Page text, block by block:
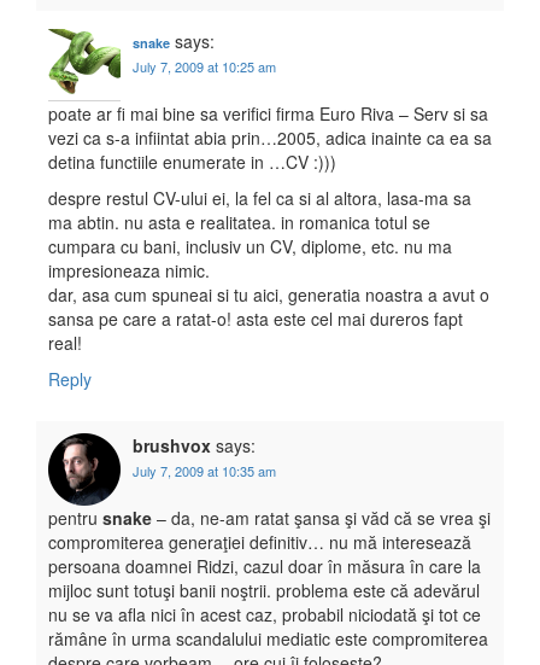
snake says:
July 7, 2009 at 10:25 am
poate ar fi mai bine sa verifici firma Euro Riva – Serv si sa
vezi ca s-a infiintat abia prin…2005, adica inainte ca ea sa
detina functiile enumerate in …CV :)))
despre restul CV-ului ei, la fel ca si al altora, lasa-ma sa
ma abtin. nu asta e realitatea. in romanica totul se
cumpara cu bani, inclusiv un CV, diplome, etc. nu ma
impresioneaza nimic.
dar, asa cum spuneai si tu aici, generatia noastra a avut o
sansa pe care a ratat-o! asta este cel mai dureros fapt
real!
Reply
brushvox says:
July 7, 2009 at 10:35 am
pentru snake – da, ne-am ratat şansa şi văd că se vrea şi
compromiterea generaţiei definitiv… nu mă interesează
persoana doamnei Ridzi, cazul doar în măsura în care la
mijloc sunt totuşi banii noştrii. problema este că adevărul
nu se va afla nici în acest caz, probabil niciodată şi tot ce
rămâne în urma scandalului mediatic este compromiterea